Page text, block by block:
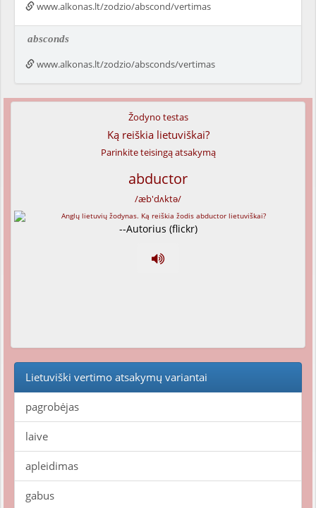
www.alkonas.lt/zodzio/abscond/vertimas
absconds
www.alkonas.lt/zodzio/absconds/vertimas
Žodyno testas
Ką reiškia lietuviškai?
Parinkite teisingą atsakymą
abductor
/æb'dʌktə/
--Autorius (flickr)
Lietuviški vertimo atsakymų variantai
pagrobėjas
laive
apleidimas
gabus